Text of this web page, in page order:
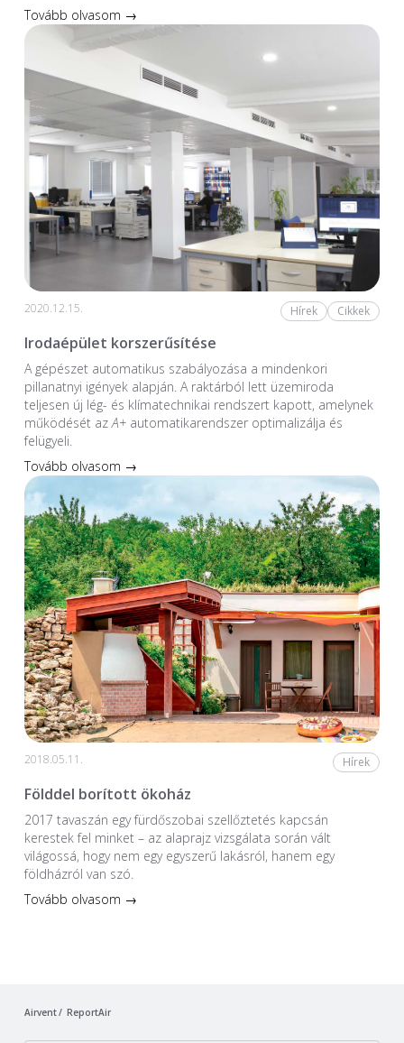
Tovább olvasom →
2020.12.15. Hírek Cikkek
Irodaépület korszerűsítése
A gépészet automatikus szabályozása a mindenkori
pillanatnyi igények alapján. A raktárból lett üzemiroda
teljesen új lég- és klímatechnikai rendszert kapott, amelynek
működését azA+automatikarendszer optimalizálja és
felügyeli.
Tovább olvasom →
2018.05.11. Hírek
Földdel borított ökoház
2017 tavaszán egy fürdőszobai szellőztetés kapcsán
kerestek fel minket – az alaprajz vizsgálata során vált
világossá, hogy nem egy egyszerű lakásról, hanem egy
földházról van szó.
Tovább olvasom →
Airvent ReportAir